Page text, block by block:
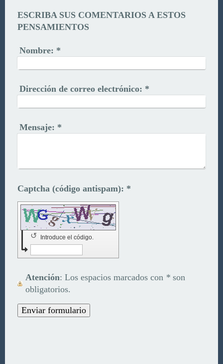
ESCRIBA SUS COMENTARIOS A ESTOS
PENSAMIENTOS
Nombre: *
Dirección de correo electrónico: *
Mensaje: *
Captcha (código antispam): *
Introduce el código.
↺
Atención : Los espacios marcados con * son
obligatorios.